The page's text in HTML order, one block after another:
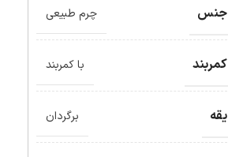
جنس چرم طبیعی
کمربند با کمربند
یقه برگردان